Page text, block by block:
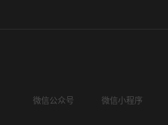
微信公众号
微信小程序